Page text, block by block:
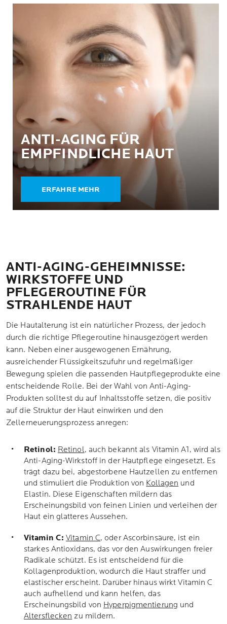
ANTI-AGING FÜR
EMPFINDLICHE HAUT
ERFAHRE MEHR
ANTI-AGING-GEHEIMNISSE:
WIRKSTOFFE UND
PFLEGEROUTINE FÜR
STRAHLENDE HAUT
Die Hautalterung ist ein natürlicher Prozess, der jedoch
durch die richtige Pflegeroutine hinausgezögert werden
kann. Neben einer ausgewogenen Ernährung,
ausreichender Flüssigkeitszufuhr und regelmäßiger
Bewegung spielen die passenden Hautpflegeprodukte eine
entscheidende Rolle. Bei der Wahl von Anti-Aging-
Produkten solltest du auf Inhaltsstoffe setzen, die positiv
auf die Struktur der Haut einwirken und den
Zellerneuerungsprozess anregen:
Retinol: Retinol, auch bekannt als Vitamin A1, wird als
Anti-Aging-Wirkstoff in der Hautpflege eingesetzt. Es
trägt dazu bei, abgestorbene Hautzellen zu entfernen
und stimuliert die Produktion von Kollagen und
Elastin. Diese Eigenschaften mildern das
Erscheinungsbild von feinen Linien und verleihen der
Haut ein glatteres Aussehen.
Vitamin C: Vitamin C, oder Ascorbinsäure, ist ein
starkes Antioxidans, das vor den Auswirkungen freier
Radikale schützt. Es ist entscheidend für die
Kollagenproduktion, wodurch die Haut straffer und
elastischer erscheint. Darüber hinaus wirkt Vitamin C
auch aufhellend und kann helfen, das
Erscheinungsbild von Hyperpigmentierung und
Altersflecken zu mildern.